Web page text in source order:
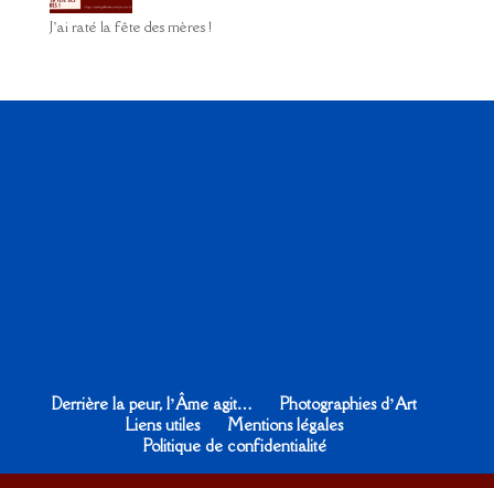
J’ai raté la fête des mères !
Derrière la peur, l’Âme agit…
Photographies d’Art
Liens utiles
Mentions légales
Politique de confidentialité